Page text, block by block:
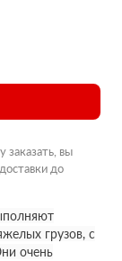
заказать, вы
до
грузов, с
очень